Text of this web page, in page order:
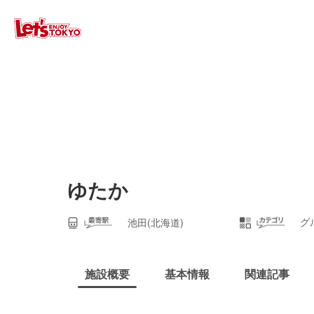
ゆたか
池田(北海道) グ
施設概要 基本情報 関連記事